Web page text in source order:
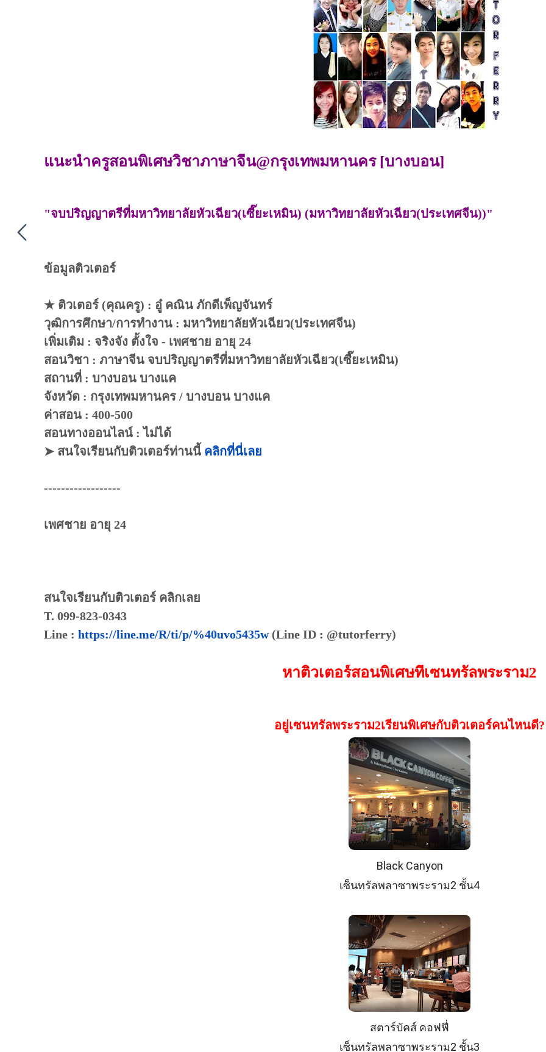
แนะนำครูสอนพิเศษวิชาภาษาจีน@กรุงเทพมหานคร [บางบอน]
"จบปริญญาตรีที่มหาวิทยาลัยหัวเฉียว(เซี๊ยะเหมิน) (มหาวิทยาลัยหัวเฉียว(ประเทศจีน))"
ข้อมูลติวเตอร์
★ ติวเตอร์ (คุณครู) : อู๋ คณิน ภักดีเพ็ญจันทร์
วุฒิการศึกษา/การทำงาน : มหาวิทยาลัยหัวเฉียว(ประเทศจีน)
เพิ่มเติม : จริงจัง ตั้งใจ - เพศชาย อายุ 24
สอนวิชา : ภาษาจีน จบปริญญาตรีที่มหาวิทยาลัยหัวเฉียว(เซี๊ยะเหมิน)
สถานที่ : บางบอน บางแค
จังหวัด : กรุงเทพมหานคร / บางบอน บางแค
ค่าสอน : 400-500
สอนทางออนไลน์ : ไม่ได้
➤ สนใจเรียนกับติวเตอร์ท่านนี้ คลิกที่นี่เลย
------------------
เพศชาย อายุ 24
สนใจเรียนกับติวเตอร์ คลิกเลย
T. 099-823-0343
Line : https://line.me/R/ti/p/%40uvo5435w(Line ID : @tutorferry)
หาติวเตอร์สอนพิเศษที่เซนทรัลพระราม2
อยู่เซนทรัลพระราม2เรียนพิเศษกับติวเตอร์คนไหนดี?
Black Canyon
เซ็นทรัลพลาซาพระราม2 ชั้น4
สตาร์บัคส์ คอฟฟี่
เซ็นทรัลพลาซาพระราม2 ชั้น3